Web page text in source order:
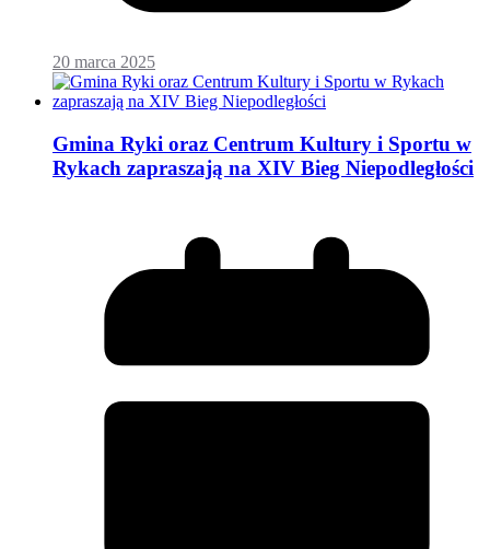
20 marca 2025
Gmina Ryki oraz Centrum Kultury i Sportu w
Rykach zapraszają na XIV Bieg Niepodległości